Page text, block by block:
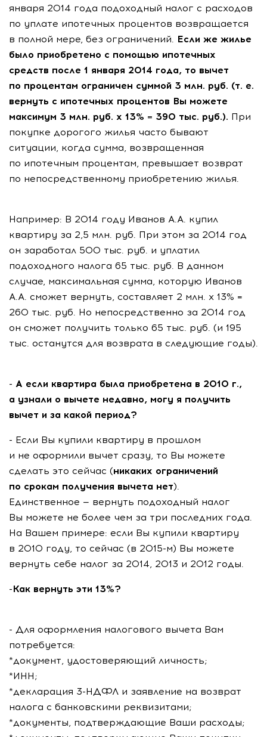
января 2014 года подоходный налог с расходов
по уплате ипотечных процентов возвращается
в полной мере, без ограничений. Если же жилье
было приобретено с помощью ипотечных
средств после 1 января 2014 года, то вычет
по процентам ограничен суммой 3 млн. руб. (т. е.
вернуть с ипотечных процентов Вы можете
максимум 3 млн. руб. x 13% = 390 тыс. руб.). При
покупке дорогого жилья часто бывают
ситуации, когда сумма, возвращенная
по ипотечным процентам, превышает возврат
по непосредственному приобретению жилья.
Например: В 2014 году Иванов А.А. купил
квартиру за 2,5 млн. руб. При этом за 2014 год
он заработал 500 тыс. руб. и уплатил
подоходного налога 65 тыс. руб. В данном
случае, максимальная сумма, которую Иванов
А.А. сможет вернуть, составляет 2 млн. х 13% =
260 тыс. руб. Но непосредственно за 2014 год
он сможет получить только 65 тыс. руб. (и 195
тыс. останутся для возврата в следующие годы).
- А если квартира была приобретена в 2010 г.,
а узнали о вычете недавно, могу я получить
вычет и за какой период?
- Если Вы купили квартиру в прошлом
и не оформили вычет сразу, то Вы можете
сделать это сейчас (никаких ограничений
по срокам получения вычета нет).
Единственное — вернуть подоходный налог
Вы можете не более чем за три последних года.
На Вашем примере: если Вы купили квартиру
в 2010 году, то сейчас (в 2015-м) Вы можете
вернуть себе налог за 2014, 2013 и 2012 годы.
-Как вернуть эти 13%?
- Для оформления налогового вычета Вам
потребуется:
*документ, удостоверяющий личность;
*ИНН;
*декларация 3-НДФЛ и заявление на возврат
налога с банковскими реквизитами;
*документы, подтверждающие Ваши расходы;